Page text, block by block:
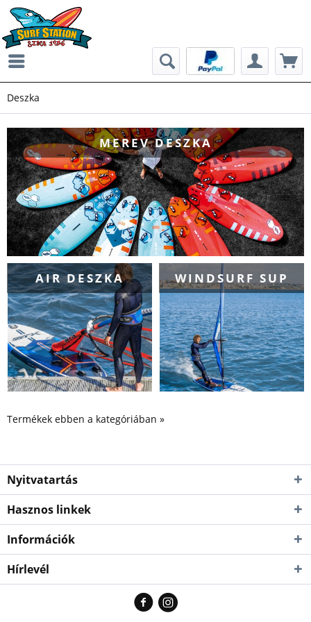
Deszka
MEREV DESZKA
AIR DESZKA WINDSURF SUP
Termékek ebben a kategóriában »
Nyitvatartás
Hasznos linkek
Információk
Hírlevél